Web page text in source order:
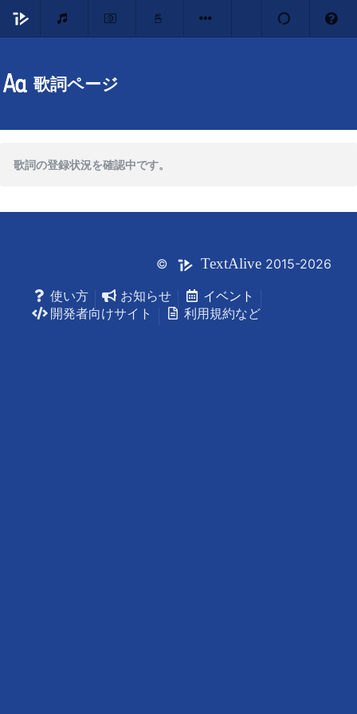
歌詞ページ
歌詞の登録状況を確認中です。
© TextAlive 2015-2026
使い方
お知らせ
イベント
開発者向けサイト
利用規約など